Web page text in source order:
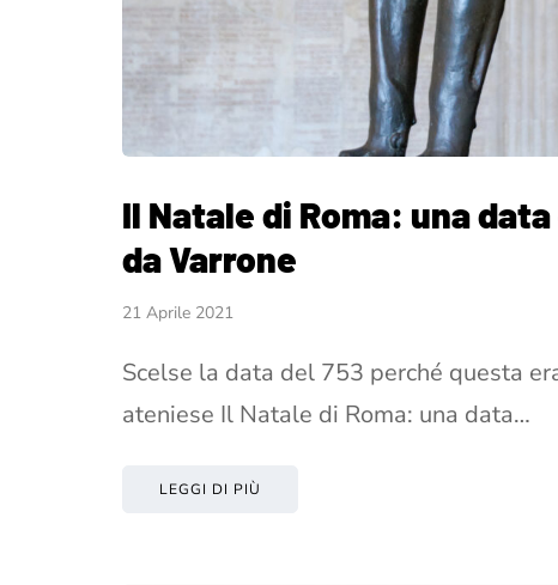
Il Natale di Roma: una
da Varrone
21 Aprile 2021
Scelse la data del 753 perché questa
ateniese Il Natale di Roma: una data…
LEGGI DI PIÙ